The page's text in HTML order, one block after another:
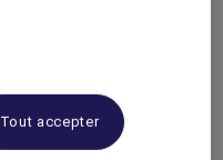
Tout accepter